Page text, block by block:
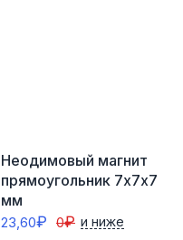
Неодимовый магнит
прямоугольник 7х7х7
мм
23,60₽ 0₽ и ниже